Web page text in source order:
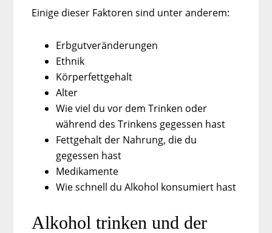
Einige dieser Faktoren sind unter anderem:
Erbgutveränderungen
Ethnik
Körperfettgehalt
Alter
Wie viel du vor dem Trinken oder
während des Trinkens gegessen hast
Fettgehalt der Nahrung, die du
gegessen hast
Medikamente
Wie schnell du Alkohol konsumiert hast
Alkohol trinken und der